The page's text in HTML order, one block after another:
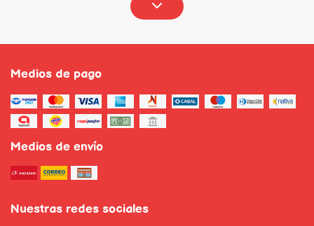
Medios de pago
Medios de envío
Nuestras redes sociales